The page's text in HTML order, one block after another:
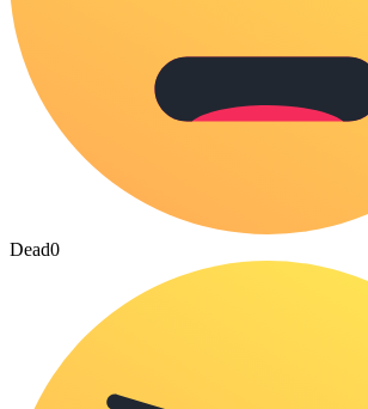
Dead0